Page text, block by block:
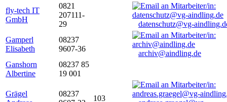
fly-tech IT
GmbH
0821
207111-
29
datenschutz@vg-
Gamperl
Elisabeth
08237
9607-36
archiv@aindling.de
Ganshorn
Albertine
08237 85
19 001
Grägel
08237
103